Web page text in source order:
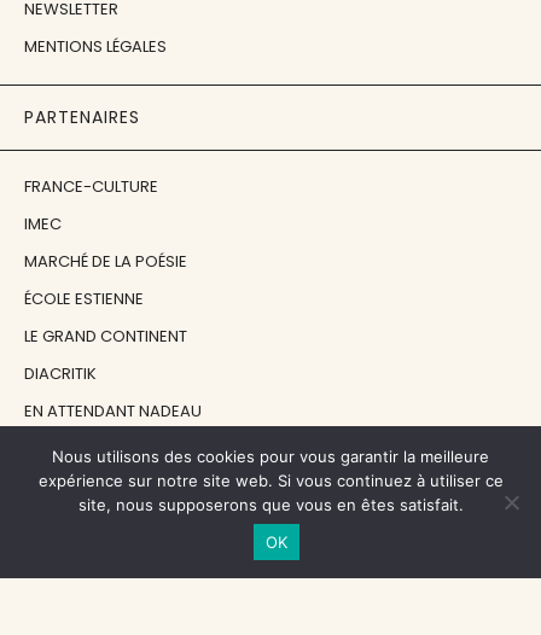
NEWSLETTER
MENTIONS LÉGALES
PARTENAIRES
FRANCE-CULTURE
IMEC
MARCHÉ DE LA POÉSIE
ÉCOLE ESTIENNE
LE GRAND CONTINENT
DIACRITIK
EN ATTENDANT NADEAU
NOS SOUTIENS
Nous utilisons des cookies pour vous garantir la meilleure
expérience sur notre site web. Si vous continuez à utiliser ce
site, nous supposerons que vous en êtes satisfait.
OK